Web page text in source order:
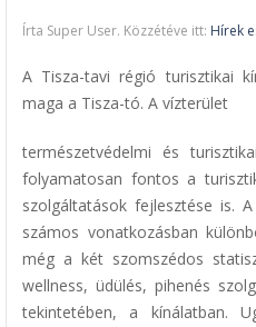
Írta Super User. Közzétéve itt: Hírek
A Tisza-tavi régió turisztikai
maga a Tisza-tó. A vízterület
természetvédelmi és
folyamatosan fontos a
szolgáltatások fejlesztése is.
számos vonatkozásban
még a két szomszédos
wellness, üdülés, pihenés
tekintetében, a kínálatban.